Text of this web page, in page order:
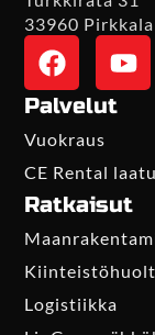
33960 Pirkkala
Palvelut
Vuokraus
CE Rental
Ratkaisut
Logistiikka